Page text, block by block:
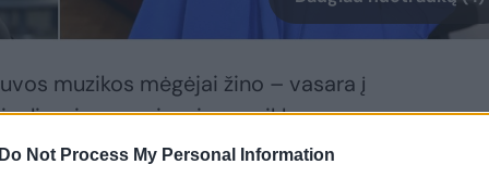
Do Not Process My Personal Information
muzikos mėgėjai žino – vasara į
viena seniausių nepriklausomos
ji buvo vos ne vienintelė tokia, o